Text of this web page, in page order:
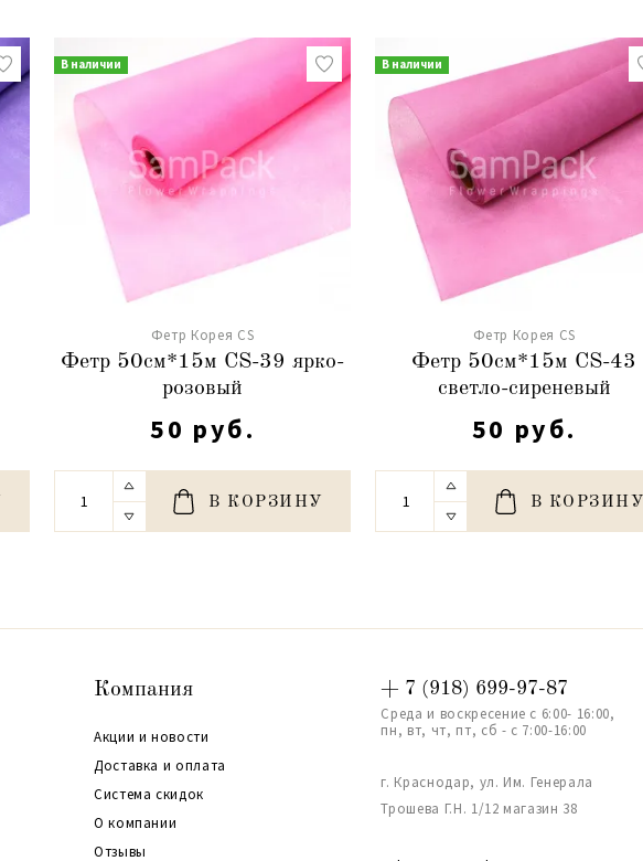
В наличии
Фетр Корея CS
Фетр 50см*15м CS-39 ярко-
розовый
50 руб.
В КОРЗИНУ
В наличии
Фетр Корея CS
Фетр 50см*15м CS-43
светло-сиреневый
50 руб.
В КОРЗИНУ
Компания
Акции и новости
Доставка и оплата
Система скидок
О компании
Отзывы
+ 7 (918) 699-97-87
Среда и воскресение с 6:00- 16:00,
пн, вт, чт, пт, сб - с 7:00-16:00
г. Краснодар, ул. Им. Генерала
Трошева Г.Н. 1/12 магазин 38